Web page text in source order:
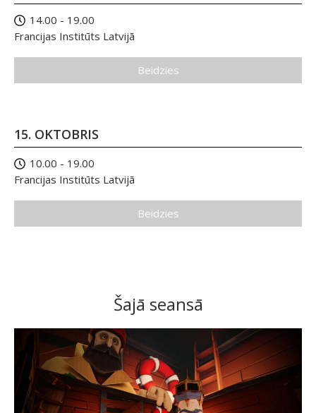
14.00 - 19.00
Francijas Institūts Latvijā
Beidzies
15. OKTOBRIS
10.00 - 19.00
Francijas Institūts Latvijā
Beidzies
Šajā seansā